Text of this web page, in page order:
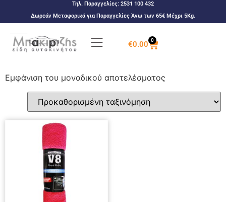
Τηλ. Παραγγελίες: 2531 100 432
Δωρεάν Μεταφορικά για Παραγγελίες Άνω των 65€ Μέχρι 5Kg.
€0.00 0
Εμφάνιση του μοναδικού αποτελέσματος